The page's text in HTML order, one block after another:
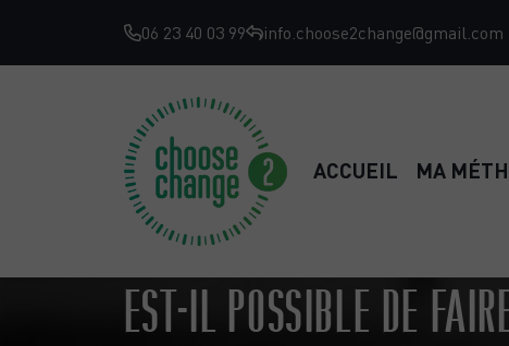
06 23 40 03 99 info.choose2change@gmail.com
ACCUEIL MA
EST-IL POSSIBLE DE